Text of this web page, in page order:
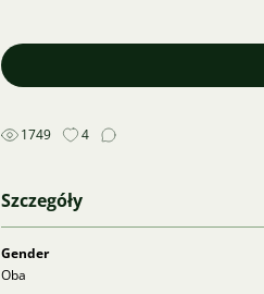
1749 4
Szczegóły
Gender
Oba